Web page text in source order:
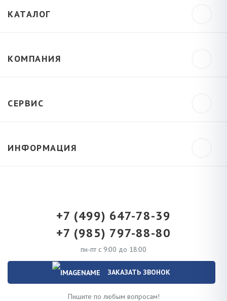
КАТАЛОГ
КОМПАНИЯ
СЕРВИС
ИНФОРМАЦИЯ
+7 (499) 647-78-39
+7 (985) 797-88-80
пн-пт с 9:00 до 18:00
ЗАКАЗАТЬ ЗВОНОК
Пишите по любым вопросам!